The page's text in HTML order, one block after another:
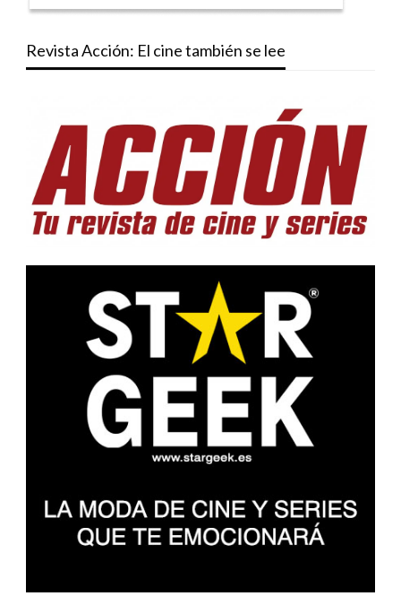
Revista Acción: El cine también se lee